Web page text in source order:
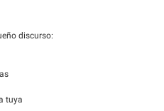
discurso:
tuya